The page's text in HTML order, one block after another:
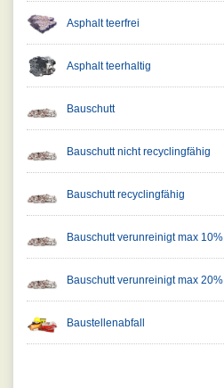
Asphalt teerfrei
Asphalt teerhaltig
Bauschutt
Bauschutt nicht recyclingfähig
Bauschutt recyclingfähig
Bauschutt verunreinigt max 10%
Bauschutt verunreinigt max 20%
Baustellenabfall